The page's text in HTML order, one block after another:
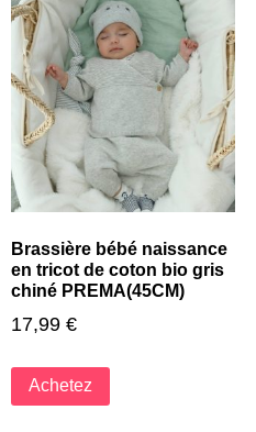
Brassière bébé naissance
en tricot de coton bio gris
chiné PREMA(45CM)
17,99 €
Achetez